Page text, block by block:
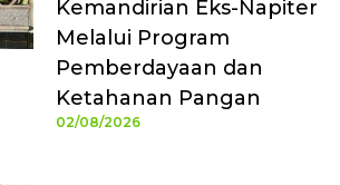
Kemandirian Eks-Napiter
Melalui Program
Pemberdayaan dan
Ketahanan Pangan
02/08/2026